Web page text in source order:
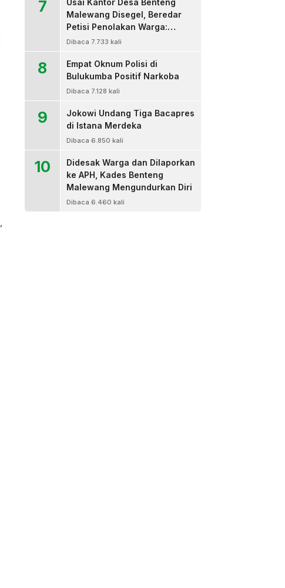
7
Usai Kantor Desa Benteng
Malewang Disegel, Beredar
Petisi Penolakan Warga:
Sekretaris Hingga BPD Turut
Dibaca 7.733 kali
8
Empat Oknum Polisi di
Bulukumba Positif Narkoba
Dibaca 7.128 kali
9
Jokowi Undang Tiga Bacapres
di Istana Merdeka
Dibaca 6.850 kali
10
Didesak Warga dan Dilaporkan
ke APH, Kades Benteng
Malewang Mengundurkan Diri
Dibaca 6.460 kali